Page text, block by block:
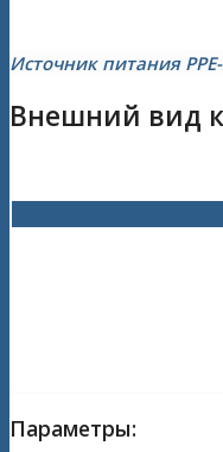
Источник питания
Внешний вид
Параметры: